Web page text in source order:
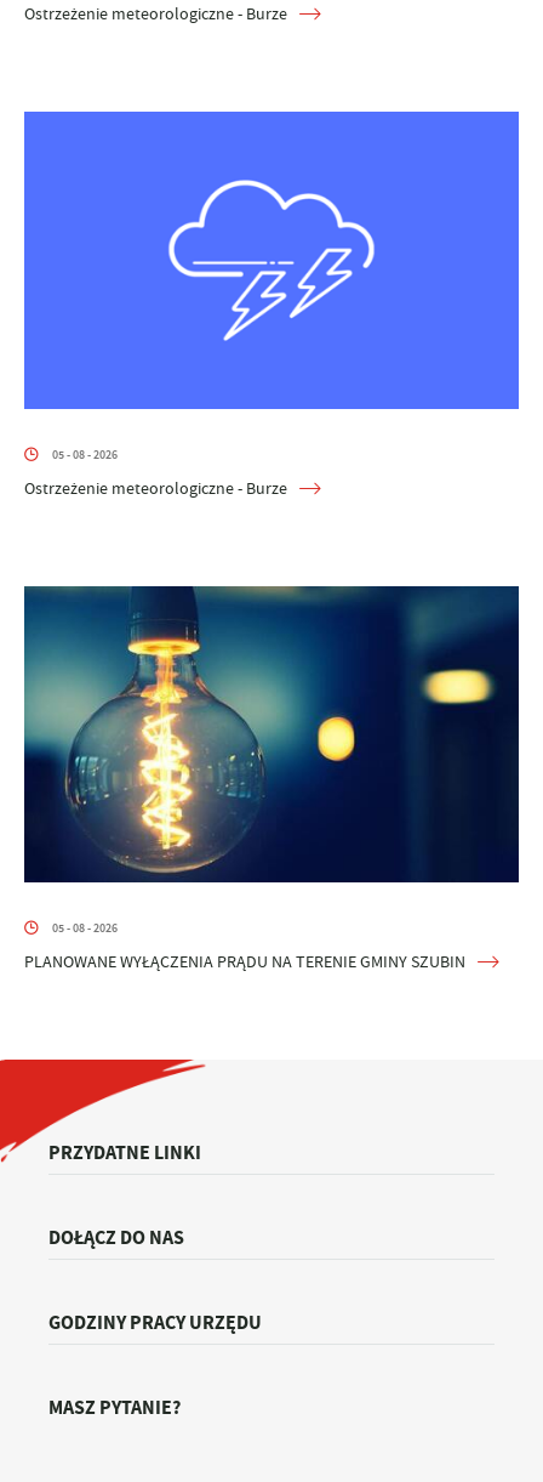
Ostrzeżenie meteorologiczne - Burze
05 - 08 - 2026
Ostrzeżenie meteorologiczne - Burze
05 - 08 - 2026
PLANOWANE WYŁĄCZENIA PRĄDU NA TERENIE GMINY SZUBIN
PRZYDATNE LINKI
DOŁĄCZ DO NAS
GODZINY PRACY URZĘDU
MASZ PYTANIE?